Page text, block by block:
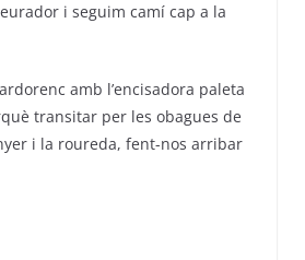
i seguim camí cap a la
amb l’encisadora paleta
transitar per les obagues de
i la roureda, fent-nos arribar